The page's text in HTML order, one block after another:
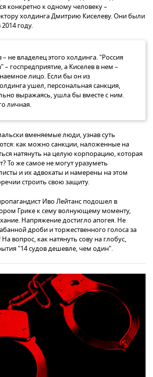
конкретно к одному человеку –
холдинга Дмитрию Киселеву. Они были
году.
– не владелец этого холдинга. "Россия
– госпредприятие, а Киселев в нем –
лицо. Если бы он из
ушел, персональная санкция,
выражаясь, ушла бы вместе с ним.
личная.
вменяемые люди, узнав суть
как можно санкции, наложенные на
натянуть на целую корпорацию, которая
То же самое не могут уразуметь
и их адвокаты и намерены на этом
строить свою защиту.
Иво Лейтанс подошел в
Грике к сему волнующему моменту,
Напряжение достигло апогея. Не
дроби и торжественного голоса за
вопрос, как натянуть сову на глобус,
"14 судов дешевле, чем один".